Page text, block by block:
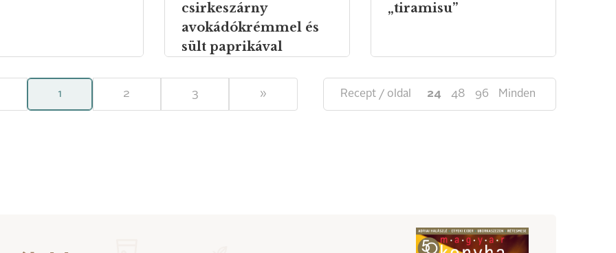
csirkeszárny
avokádókrémmel és
sült paprikával
„tiramisu”
1 2 3 » Recept / oldal 24 48 96 Minden